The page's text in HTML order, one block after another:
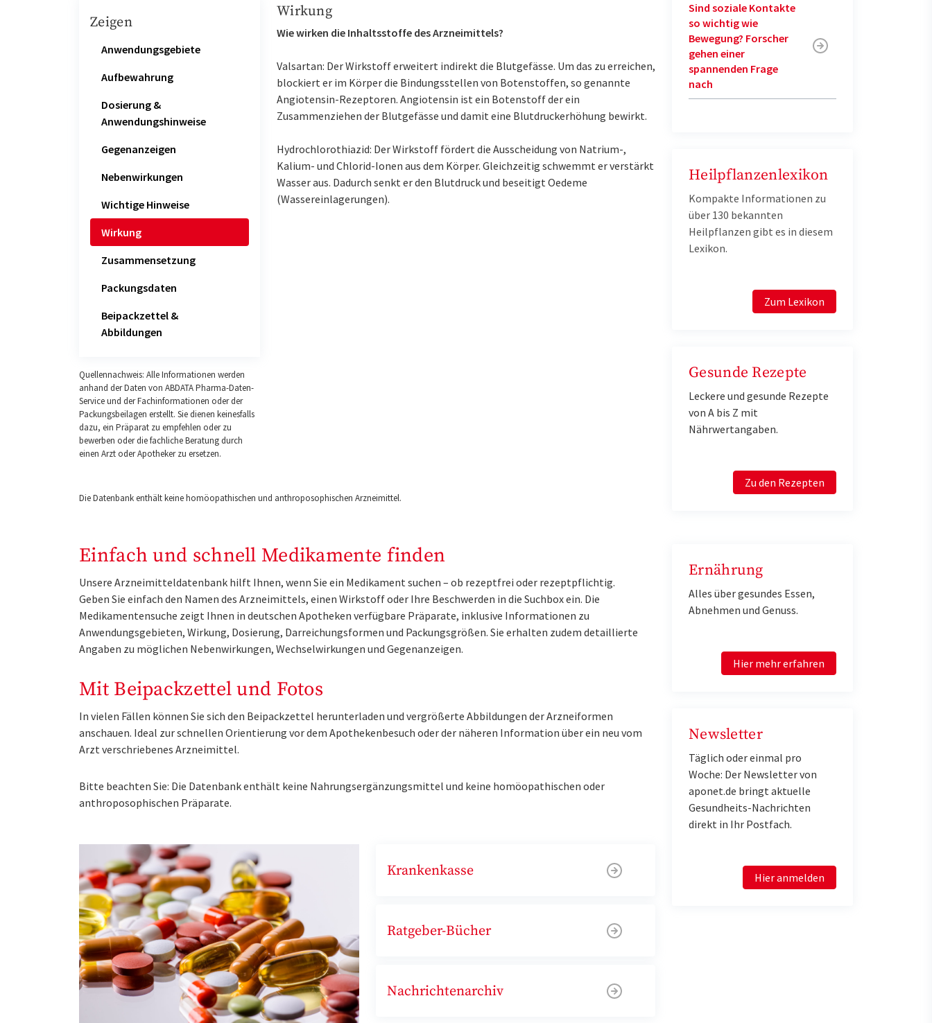
Zeigen
Anwendungsgebiete
Aufbewahrung
Dosierung &
Anwendungshinweise
Gegenanzeigen
Nebenwirkungen
Wichtige Hinweise
Wirkung
Zusammensetzung
Packungsdaten
Beipackzettel &
Abbildungen
Quellennachweis: Alle Informationen werden
anhand der Daten von ABDATA Pharma-Daten-
Service und der Fachinformationen oder der
Packungsbeilagen erstellt. Sie dienen keinesfalls
dazu, ein Präparat zu empfehlen oder zu
bewerben oder die fachliche Beratung durch
einen Arzt oder Apotheker zu ersetzen.
Wirkung
Wie wirken die Inhaltsstoffe des Arzneimittels?
Valsartan: Der Wirkstoff erweitert indirekt die Blutgefässe. Um das zu erreichen,
blockiert er im Körper die Bindungsstellen von Botenstoffen, so genannte
Angiotensin-Rezeptoren. Angiotensin ist ein Botenstoff der ein
Zusammenziehen der Blutgefässe und damit eine Blutdruckerhöhung bewirkt.
Hydrochlorothiazid: Der Wirkstoff fördert die Ausscheidung von Natrium-,
Kalium- und Chlorid-Ionen aus dem Körper. Gleichzeitig schwemmt er verstärkt
Wasser aus. Dadurch senkt er den Blutdruck und beseitigt Oedeme
(Wassereinlagerungen).
Die Datenbank enthält keine homöopathischen und anthroposophischen Arzneimittel.
Einfach und schnell Medikamente finden
Unsere Arzneimitteldatenbank hilft Ihnen, wenn Sie ein Medikament suchen – ob rezeptfrei oder rezeptpflichtig.
Geben Sie einfach den Namen des Arzneimittels, einen Wirkstoff oder Ihre Beschwerden in die Suchbox ein. Die
Medikamentensuche zeigt Ihnen in deutschen Apotheken verfügbare Präparate, inklusive Informationen zu
Anwendungsgebieten, Wirkung, Dosierung, Darreichungsformen und Packungsgrößen. Sie erhalten zudem detaillierte
Angaben zu möglichen Nebenwirkungen, Wechselwirkungen und Gegenanzeigen.
Mit Beipackzettel und Fotos
In vielen Fällen können Sie sich den Beipackzettel herunterladen und vergrößerte Abbildungen der Arzneiformen
anschauen. Ideal zur schnellen Orientierung vor dem Apothekenbesuch oder der näheren Information über ein neu vom
Arzt verschriebenes Arzneimittel.
Bitte beachten Sie: Die Datenbank enthält keine Nahrungsergänzungsmittel und keine homöopathischen oder
anthroposophischen Präparate.
Krankenkasse
Ratgeber-Bücher
Nachrichtenarchiv
Sind soziale Kontakte
so wichtig wie
Bewegung? Forscher
gehen einer
spannenden Frage
nach
Heilpflanzenlexikon
Kompakte Informationen zu
über 130 bekannten
Heilpflanzen gibt es in diesem
Lexikon.
Zum Lexikon
Gesunde Rezepte
Leckere und gesunde Rezepte
von A bis Z mit
Nährwertangaben.
Zu den Rezepten
Ernährung
Alles über gesundes Essen,
Abnehmen und Genuss.
Hier mehr erfahren
Newsletter
Täglich oder einmal pro
Woche: Der Newsletter von
aponet.de bringt aktuelle
Gesundheits-Nachrichten
direkt in Ihr Postfach.
Hier anmelden